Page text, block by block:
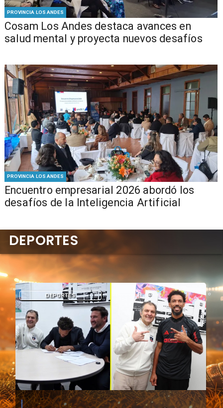
PROVINCIA LOS ANDES
Cosam Los Andes destaca avances en
salud mental y proyecta nuevos desafíos
PROVINCIA LOS ANDES
Encuentro empresarial 2026 abordó los
desafíos de la Inteligencia Artificial
DEPORTES
DEPORTES